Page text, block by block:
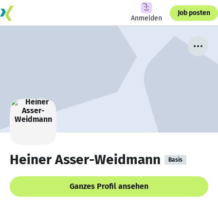
Anmelden
Job posten
Heiner Asser-Weidmann Basis
Ganzes Profil ansehen